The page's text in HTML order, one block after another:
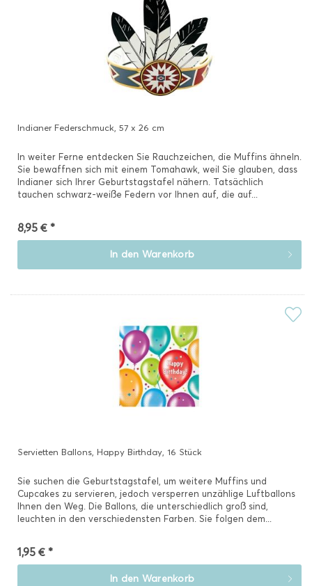
Indianer Federschmuck, 57 x 26 cm
In weiter Ferne entdecken Sie Rauchzeichen, die Muffins ähneln.
Sie bewaffnen sich mit einem Tomahawk, weil Sie glauben, dass
Indianer sich Ihrer Geburtstagstafel nähern. Tatsächlich
tauchen schwarz-weiße Federn vor Ihnen auf, die auf...
8,95 € *
In den Warenkorb
Servietten Ballons, Happy Birthday, 16 Stück
Sie suchen die Geburtstagstafel, um weitere Muffins und
Cupcakes zu servieren, jedoch versperren unzählige Luftballons
Ihnen den Weg. Die Ballons, die unterschiedlich groß sind,
leuchten in den verschiedensten Farben. Sie folgen dem...
1,95 € *
In den Warenkorb